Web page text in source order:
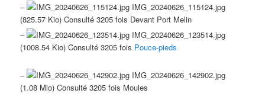
–
IMG_20240626_115124.jpg
(825.57 Kio) Consulté 3205 fois Devant Port Melin
–
IMG_20240626_123514.jpg
(1008.54 Kio) Consulté 3205 fois Pouce-pieds
–
IMG_20240626_142902.jpg
(1.08 Mio) Consulté 3205 fois Moules